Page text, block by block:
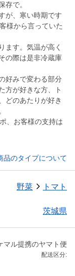
存で。
が、寒い時期です
様から言っていた
ます。気温が高く
の際は是非冷蔵庫
好みで変わる部分
方が好きな方、ト
どのあたりが好き
、お客様の支持は
品のタイプについて
野菜 トマト
茨城県
マル提携のヤマト便
配送区分: